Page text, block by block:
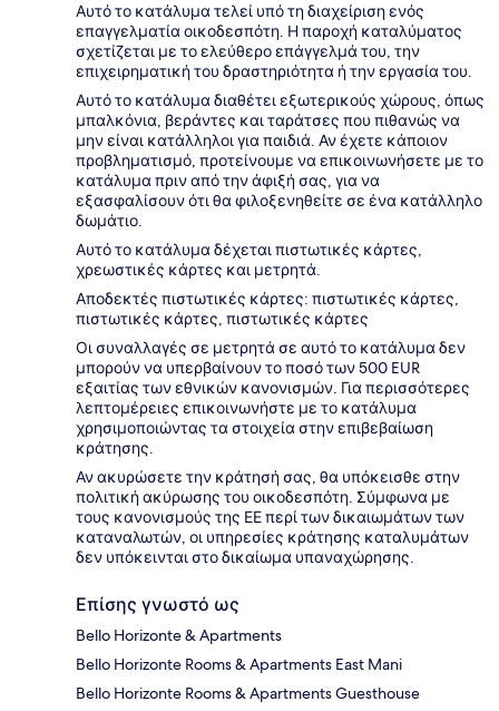
Αυτό το κατάλυμα τελεί υπό τη διαχείριση ενός
επαγγελματία οικοδεσπότη. Η παροχή καταλύματος
σχετίζεται με το ελεύθερο επάγγελμά του, την
επιχειρηματική του δραστηριότητα ή την εργασία του.
Αυτό το κατάλυμα διαθέτει εξωτερικούς χώρους, όπως
μπαλκόνια, βεράντες και ταράτσες που πιθανώς να
μην είναι κατάλληλοι για παιδιά. Αν έχετε κάποιον
προβληματισμό, προτείνουμε να επικοινωνήσετε με το
κατάλυμα πριν από την άφιξή σας, για να
εξασφαλίσουν ότι θα φιλοξενηθείτε σε ένα κατάλληλο
δωμάτιο.
Αυτό το κατάλυμα δέχεται πιστωτικές κάρτες,
χρεωστικές κάρτες και μετρητά.
Αποδεκτές πιστωτικές κάρτες: πιστωτικές κάρτες,
πιστωτικές κάρτες, πιστωτικές κάρτες
Οι συναλλαγές σε μετρητά σε αυτό το κατάλυμα δεν
μπορούν να υπερβαίνουν το ποσό των 500 EUR
εξαιτίας των εθνικών κανονισμών. Για περισσότερες
λεπτομέρειες επικοινωνήστε με το κατάλυμα
χρησιμοποιώντας τα στοιχεία στην επιβεβαίωση
κράτησης.
Αν ακυρώσετε την κράτησή σας, θα υπόκεισθε στην
πολιτική ακύρωσης του οικοδεσπότη. Σύμφωνα με
τους κανονισμούς της ΕΕ περί των δικαιωμάτων των
καταναλωτών, οι υπηρεσίες κράτησης καταλυμάτων
δεν υπόκεινται στο δικαίωμα υπαναχώρησης.
Επίσης γνωστό ως
Bello Horizonte & Apartments
Bello Horizonte Rooms & Apartments East Mani
Bello Horizonte Rooms & Apartments Guesthouse